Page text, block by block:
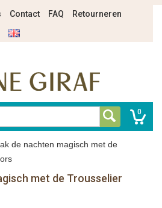
Contact FAQ
Retourneren
0
de nachten magisch met de
met de Trousselier